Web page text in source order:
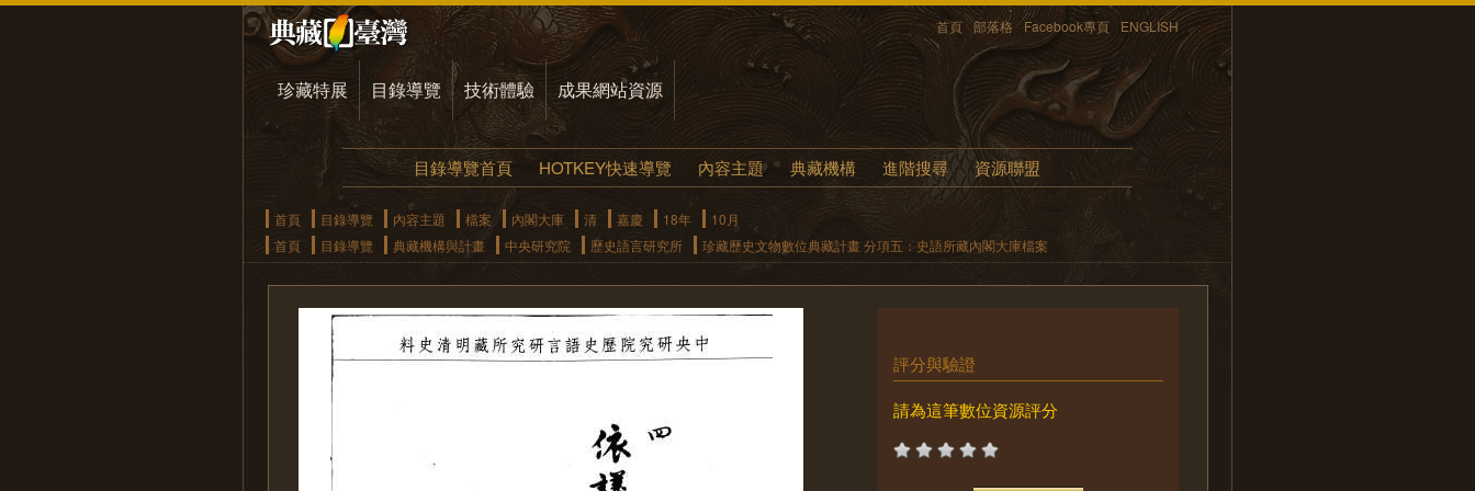
首頁 部落格 Facebook專頁 ENGLISH
珍藏特展 目錄導覽 技術體驗 成果網站資源
目錄導覽首頁 HOTKEY快速導覽 內容主題 典藏機構 進階搜尋 資源聯盟
首頁 目錄導覽 內容主題 檔案 內閣大庫 清 嘉慶 18年
10月
首頁
目錄導覽 典藏機構與計畫 中央研究院 歷史語言研究所 珍藏歷史文物數位典藏計畫 分項五：史語所藏內閣大庫檔案
評分與驗證
請為這筆數位資源評分